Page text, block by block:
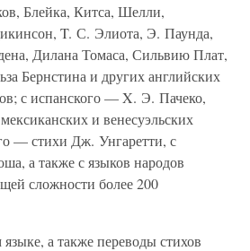
Блейка, Китса, Шелли,
T. С. Элиота, Э. Паунда,
Дилана Томаса, Сильвию Плат,
Бернстина и других английских
с испанского — X. Э. Пачеко,
и венесуэльских
— стихи Дж. Унгаретти, с
а также с языков народов
сложности более 200
а также переводы стихов